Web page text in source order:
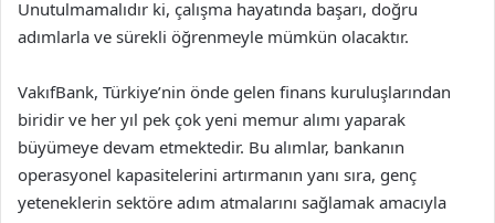
Unutulmamalıdır ki, çalışma hayatında başarı, doğru
adımlarla ve sürekli öğrenmeyle mümkün olacaktır.
VakıfBank, Türkiye’nin önde gelen finans kuruluşlarından
biridir ve her yıl pek çok yeni memur alımı yaparak
büyümeye devam etmektedir. Bu alımlar, bankanın
operasyonel kapasitelerini artırmanın yanı sıra, genç
yeteneklerin sektöre adım atmalarını sağlamak amacıyla